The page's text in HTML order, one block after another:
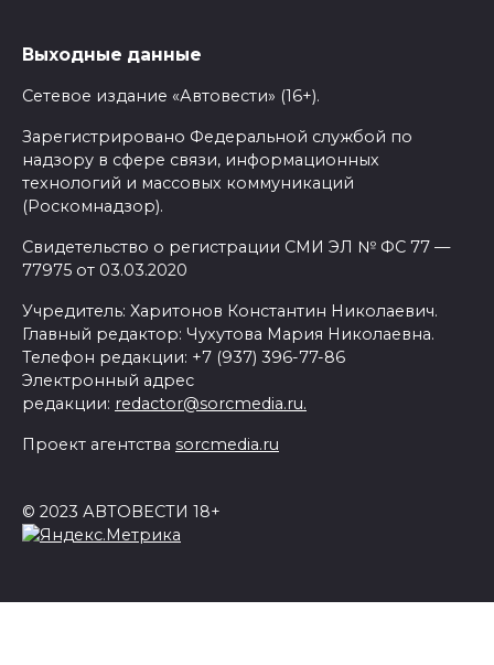
Выходные данные
Сетевое издание «Автовести» (16+).
Зарегистрировано Федеральной службой по
надзору в сфере связи, информационных
технологий и массовых коммуникаций
(Роскомнадзор).
Свидетельство о регистрации СМИ ЭЛ № ФС 77 —
77975 от 03.03.2020
Учредитель: Харитонов Константин Николаевич.
Главный редактор: Чухутова Мария Николаевна.
Телефон редакции: +7 (937) 396-77-86
Электронный адрес
редакции: redactor@sorcmedia.ru.
Проект агентства sorcmedia.ru
© 2023 АВТОВЕСТИ 18+